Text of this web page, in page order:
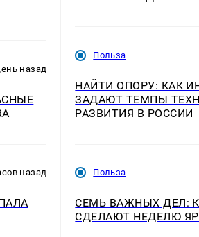
назад
назад
Польза
НАЙТИ ОПОРУ: КАК
ЗАДАЮТ ТЕМПЫ
РАЗВИТИЯ В РОССИИ
Польза
СЕМЬ ВАЖНЫХ ДЕЛ:
СДЕЛАЮТ НЕДЕЛЮ